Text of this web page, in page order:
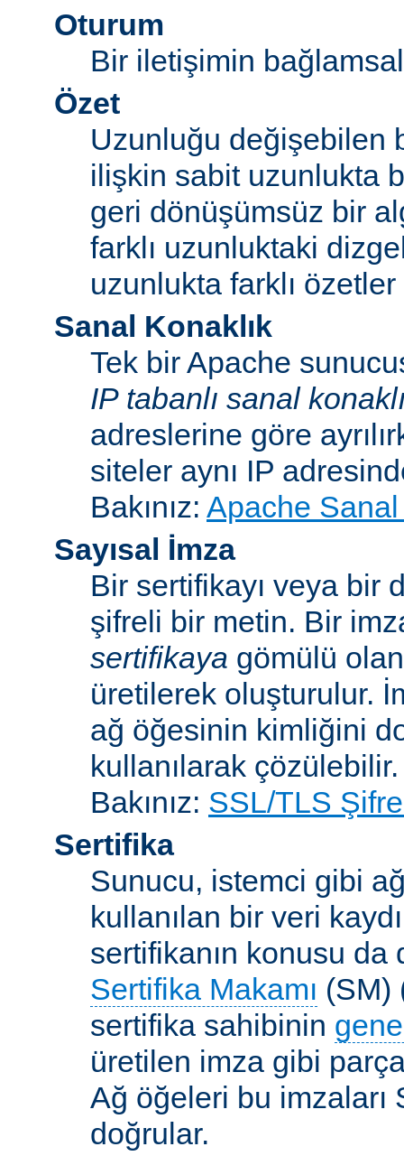
Oturum
Bir iletişimin
Özet
Uzunluğu değişebilen
ilişkin sabit uzunlukta
geri dönüşümsüz bir
farklı uzunluktaki
uzunlukta farklı
Sanal Konaklık
Tek bir Apache
IP tabanlı sanal
adreslerine göre
siteler aynı IP
Bakınız: Apache
Sayısal İmza
Bir sertifikayı veya bir
şifreli bir metin. Bir
sertifikaya gömülü
üretilerek oluşturulur.
ağ öğesinin kimliğini
kullanılarak çözülebilir.
Bakınız: SSL/TLS
Sertifika
Sunucu, istemci gibi
kullanılan bir veri
sertifikanın konusu da
Sertifika Makamı (SM)
sertifika sahibinin
üretilen imza gibi
Ağ öğeleri bu imzaları
doğrular.